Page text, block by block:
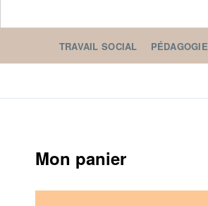
TRAVAIL SOCIAL PÉDAGOGIE
Mon panier